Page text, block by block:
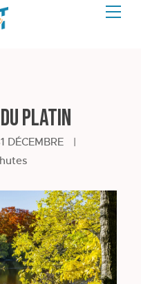
Platin
DÉCEMBRE
|